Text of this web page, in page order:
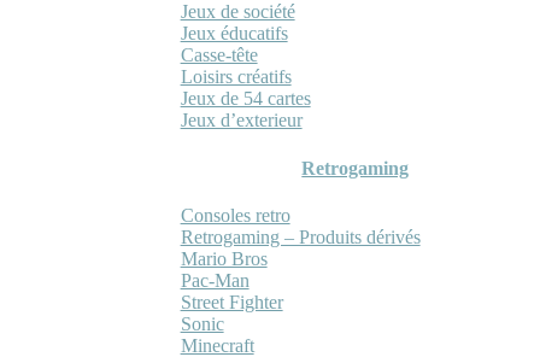
Jeux de société
Jeux éducatifs
Casse-tête
Loisirs créatifs
Jeux de 54 cartes
Jeux d’exterieur
Retrogaming
Consoles retro
Retrogaming – Produits dérivés
Mario Bros
Pac-Man
Street Fighter
Sonic
Minecraft